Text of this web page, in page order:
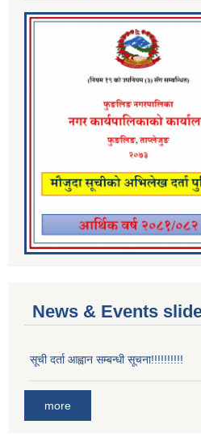
News & Events
सूची दर्ता आह्वान सम्बन्धी सूचना!!!!!!!!!!
more